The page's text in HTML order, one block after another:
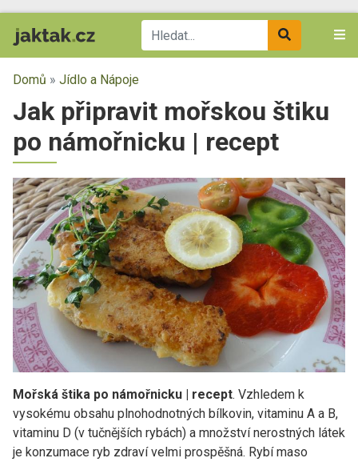
Domů » Jídlo a Nápoje
Jak připravit mořskou štiku
po námořnicku | recept
Mořská štika po námořnicku | recept. Vzhledem k
vysokému obsahu plnohodnotných bílkovin, vitaminu A a B,
vitaminu D (v tučnějších rybách) a množství nerostných látek
je konzumace ryb zdraví velmi prospěšná. Rybí maso